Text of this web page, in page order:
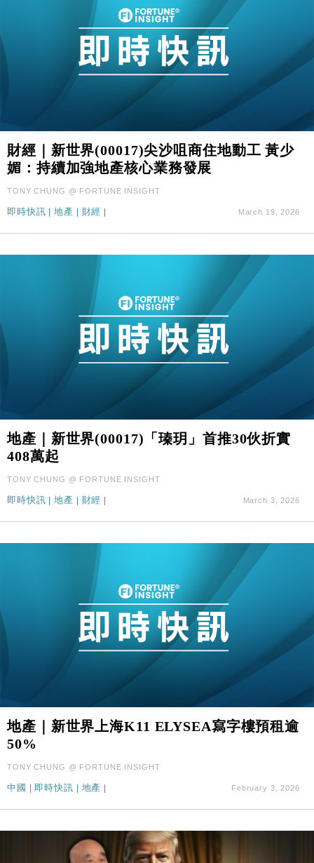
財經｜新世界(00017)尖沙咀商住地動工 黃少
媚：持續加強地產核心業務發展
TONY CHUNG @ FORTUNE INSIGHT
即時快訊 |地產 財經 March 19, 2026
地產｜新世界(00017)「瑧玥」首推30伙折實
408萬起
TONY CHUNG @ FORTUNE INSIGHT
即時快訊 |地產 | 財經 | March 3, 2026
地產｜新世界上海K11 ELYSEA寫字樓預租逾
50%
TONY CHUNG @ FORTUNE INSIGHT
中國 | 即時快訊 | 地產 | February 3, 2026